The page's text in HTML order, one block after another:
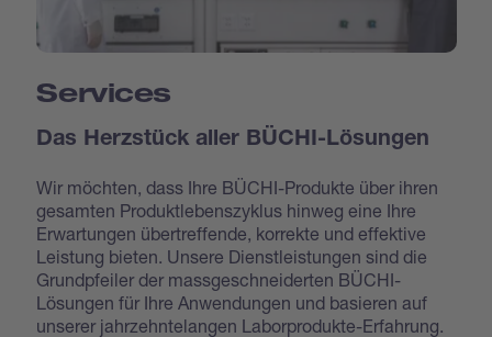
Services
Das Herzstück aller BÜCHI-Lösungen
Wir möchten, dass Ihre BÜCHI-Produkte über ihren
gesamten Produktlebenszyklus hinweg eine Ihre
Erwartungen übertreffende, korrekte und effektive
Leistung bieten. Unsere Dienstleistungen sind die
Grundpfeiler der massgeschneiderten BÜCHI-
Lösungen für Ihre Anwendungen und basieren auf
unserer jahrzehntelangen Laborprodukte-Erfahrung.